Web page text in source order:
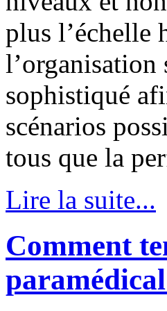
plus l’échelle
l’organisation
sophistiqué
scénarios
tous que la
Lire la suite...
Comment